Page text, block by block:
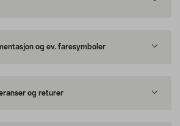
og ev. faresymboler
og returer